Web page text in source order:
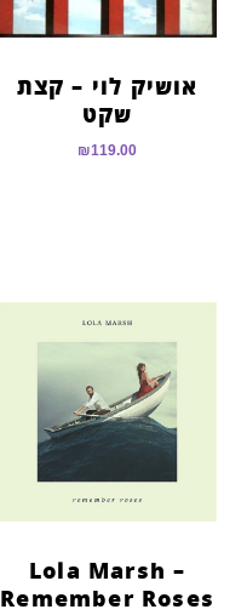
אושיק לוי – קצת
שקט
₪119.00
Lola Marsh –
Remember Roses